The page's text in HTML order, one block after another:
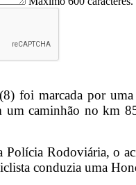
foi marcada por
um caminhão no km
Rodoviária, o
conduzia uma